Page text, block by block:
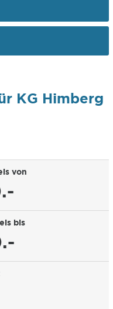
KG Himberg
von
bis